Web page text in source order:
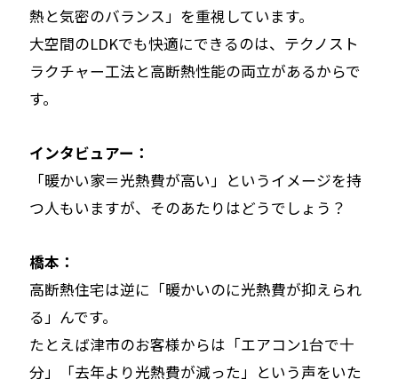
熱と気密のバランス」を重視しています。
大空間のLDKでも快適にできるのは、テクノスト
ラクチャー工法と高断熱性能の両立があるからで
す。
インタビュアー：
「暖かい家＝光熱費が高い」というイメージを持
つ人もいますが、そのあたりはどうでしょう？
橋本：
高断熱住宅は逆に「暖かいのに光熱費が抑えられ
る」んです。
たとえば津市のお客様からは「エアコン1台で十
分」「去年より光熱費が減った」という声をいた